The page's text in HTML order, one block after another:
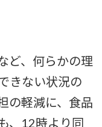
ど、何らかの理
きない状況の
の軽減に、食品
、12時より同